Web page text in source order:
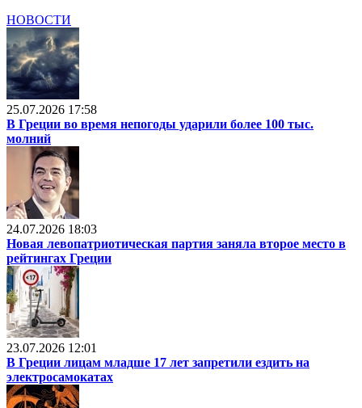
НОВОСТИ
25.07.2026 17:58
В Греции во время непогоды ударили более 100 тыс.
молний
24.07.2026 18:03
Новая левопатриотическая партия заняла второе место в
рейтингах Греции
23.07.2026 12:01
В Греции лицам младше 17 лет запретили ездить на
электросамокатах